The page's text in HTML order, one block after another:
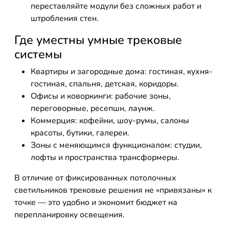
переставляйте модули без сложных работ и
штробления стен.
Где уместны умные трековые
системы
Квартиры и загородные дома: гостиная, кухня-
гостиная, спальня, детская, коридоры.
Офисы и коворкинги: рабочие зоны,
переговорные, ресепшн, лаунж.
Коммерция: кофейни, шоу-румы, салоны
красоты, бутики, галереи.
Зоны с меняющимся функционалом: студии,
лофты и пространства трансформеры.
В отличие от фиксированных потолочных
светильников трековые решения не «привязаны» к
точке — это удобно и экономит бюджет на
перепланировку освещения.